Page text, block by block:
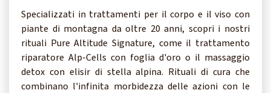
Specializzati in trattamenti per il corpo e il viso con
piante di montagna da oltre 20 anni, scopri i nostri
rituali Pure Altitude Signature, come il trattamento
riparatore Alp-Cells con foglia d'oro o il massaggio
detox con elisir di stella alpina. Rituali di cura che
combinano l'infinita morbidezza delle azioni con le